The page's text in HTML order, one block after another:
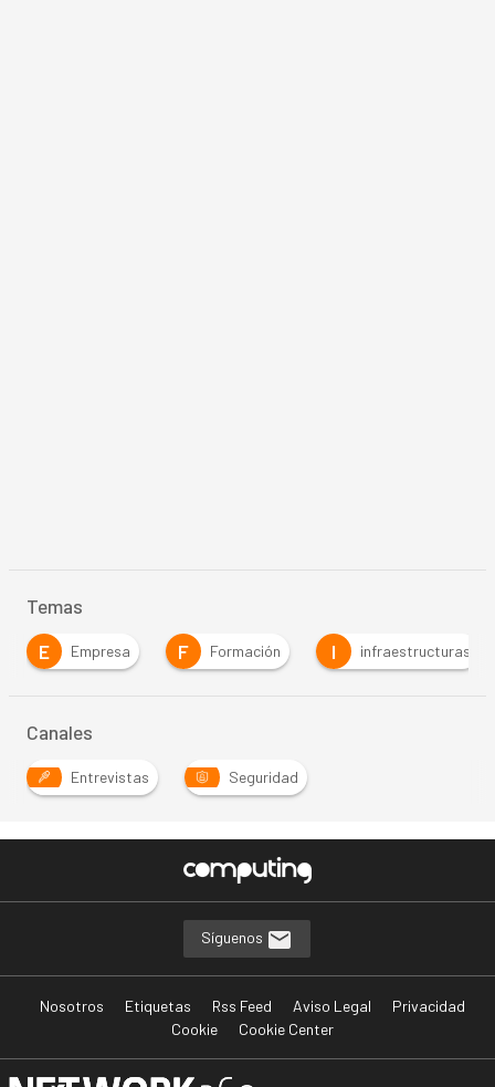
Temas
F
Formación infraestructuras I internet
Canales
Entrevistas Seguridad
Síguenos
Nosotros Etiquetas Rss Feed Aviso Legal
Privacidad
Cookie
Cookie Center